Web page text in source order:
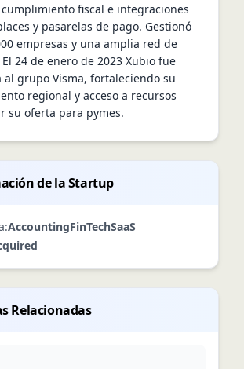
fiscal e integraciones
y pasarelas de pago. Gestionó
empresas y una amplia red de
24 de enero de 2023 Xubio fue
al grupo Visma, fortaleciendo su
regional y acceso a recursos
su oferta para pymes.
de la Startup
AccountingFinTechSaaS
Relacionadas